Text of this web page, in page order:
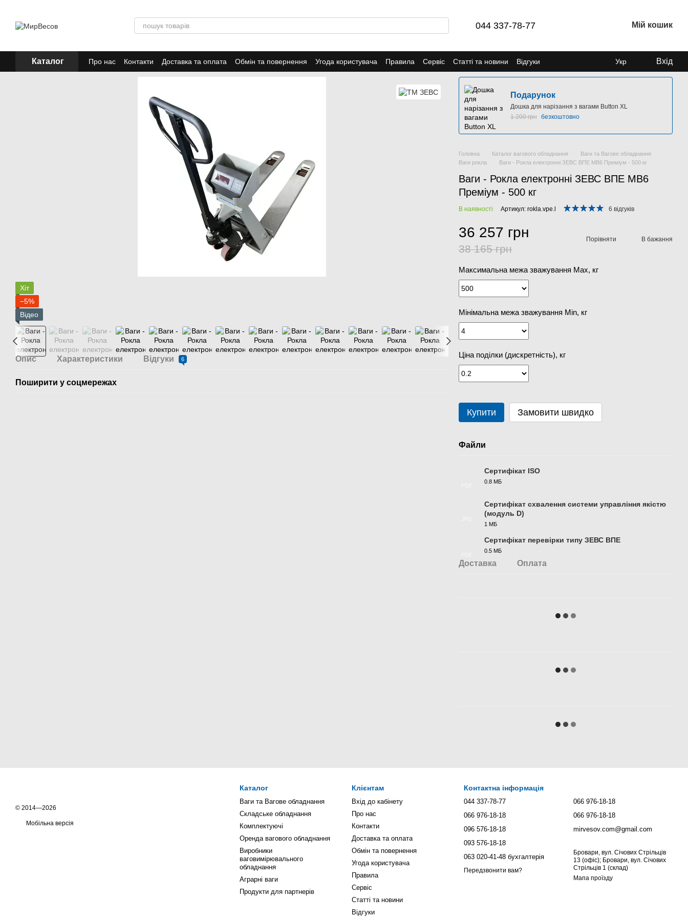
044 337-78-77 Мій кошик
Каталог Про нас Контакти Доставка та оплата Обмін та повернення Угода користувача Правила Сервіс Статті та новини
Відгуки
Акції
Укр Вхід
Хіт
−5%
Відео
Опис Характеристики Відгуки 6
Поширити у соцмережах
Подарунок
Дошка для нарізання з вагами Button XL
1 200 грн безкоштовно
Головна Каталог вагового обладнання
Ваги та Вагове обладнання
Ваги рокла
Ваги - Рокла електронні ЗЕВС ВПЕ МВ6 Преміум - 500 кг
Ваги - Рокла електронні ЗЕВС ВПЕ МВ6
Преміум - 500 кг
В наявності Артикул: rokla.vpe.l 6 відгуків
36 257 грн
38 165 грн
Порівняти В бажання
Максимальна межа зважування Мах, кг
Мінімальна межа зважування Min, кг
Ціна поділки (дискретність), кг
Купити Замовити швидко
Файли
Сертифікат ISO
0.8 МБ
Сертифікат схвалення системи управління якістю
(модуль D)
1 МБ
Сертифікат перевірки типу ЗЕВС ВПЕ
0.5 МБ
Доставка Оплата
© 2014—2026
Мобільна версія
Каталог
Ваги та Вагове обладнання
Складське обладнання
Комплектуючі
Оренда вагового обладнання
Виробники
ваговимірювального
обладнання
Аграрні ваги
Продукти для партнерів
Клієнтам
Вхід до кабінету
Про нас
Контакти
Доставка та оплата
Обмін та повернення
Угода користувача
Правила
Сервіс
Статті та новини
Відгуки
Контактна інформація
044 337-78-77
066 976-18-18
096 576-18-18
093 576-18-18
063 020-41-48 бухгалтерія
Передзвонити вам?
066 976-18-18
066 976-18-18
mirvesov.com@gmail.com
Бровари, вул. Січових Стрільців
13 (офіс); Бровари, вул. Січових
Стрільців 1 (склад)
Мапа проїзду